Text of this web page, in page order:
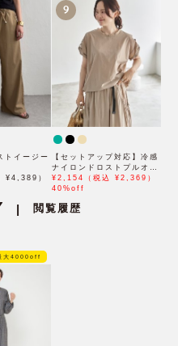
トイージー
¥4,389）
9
【セットアップ対応】冷感
ナイロンドロストプルオー
バー
¥2,154（税込 ¥2,369）
40%off
| 閲覧履歴
大4000off